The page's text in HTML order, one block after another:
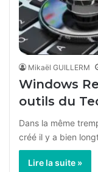
Mikaël GUILLERM
Windows
outils du
Dans la même
créé il y a bien
Lire la suite »